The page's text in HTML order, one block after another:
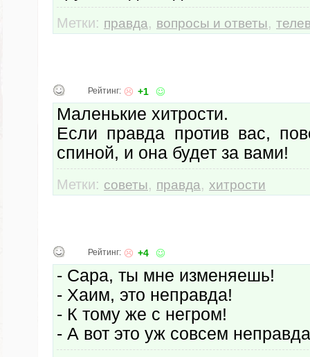
Метки: правда, вопросы и ответы,
Рейтинг: +1
Маленькие хитрости.
Если правда против вас,
спиной, и она будет за вами!
Метки: советы, правда, хитрости
Рейтинг: +4
- Сара, ты мне изменяешь!
- Хаим, это неправда!
- К тому же с негром!
- А вот это уж совсем